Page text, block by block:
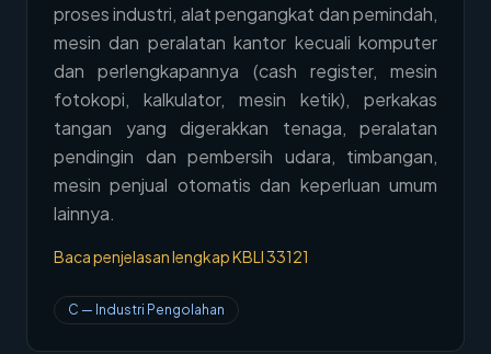
Hubungi Kami→
Member Area
proses industri, alat pengangkat dan pemindah,
mesin dan peralatan kantor kecuali komputer
dan perlengkapannya (cash register, mesin
fotokopi, kalkulator, mesin ketik), perkakas
tangan yang digerakkan tenaga, peralatan
pendingin dan pembersih udara, timbangan,
mesin penjual otomatis dan keperluan umum
lainnya.
Baca penjelasan lengkap KBLI33121
C — Industri Pengolahan